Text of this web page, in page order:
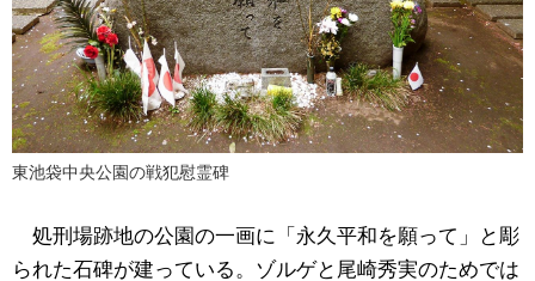
東池袋中央公園の戦犯慰霊碑
処刑場跡地の公園の一画に「永久平和を願って」と彫
られた石碑が建っている。ゾルゲと尾崎秀実のためでは